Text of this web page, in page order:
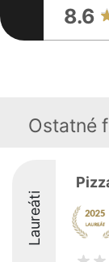
8.6
Ostatné
Laureáti